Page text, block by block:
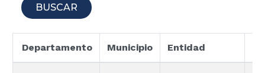
BUSCAR
Departamento Municipio Entidad